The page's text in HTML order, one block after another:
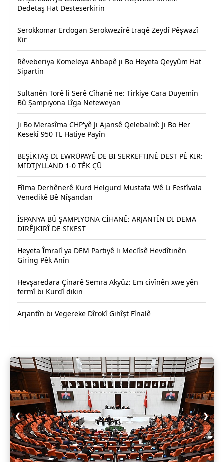
Dedetaş Hat Desteserkirin
Serokkomar Erdogan Serokwezîrê Iraqê Zeydî Pêşwazî
Kir
Rêveberiya Komeleya Ahbapê ji Bo Heyeta Qeyyûm Hat
Sipartin
Sultanên Torê li Serê Cîhanê ne: Tirkiye Cara Duyemîn
Bû Şampiyona Lîga Neteweyan
Ji Bo Merasîma CHP'yê Ji Ajansê Qelebalixî: Ji Bo Her
Kesekî 950 TL Hatiye Payîn
BEŞİKTAŞ DI EWRŪPAYÊ DE BI SERKEFTINÊ DEST PÊ KIR:
MIDTJYLLAND 1-0 TÊK ÇŪ
Fîlma Derhênerê Kurd Helgurd Mustafa Wê Li Festîvala
Venedikê Bê Nîşandan
ÎSPANYA BÛ ŞAMPIYONA CÎHANÊ: ARJANTÎN DI DEMA
DIRÊJKIRÎ DE SIKEST
Heyeta Îmralî ya DEM Partiyê li Meclîsê Hevdîtinên
Giring Pêk Anîn
Hevşaredara Çinarê Semra Akyüz: Em civînên xwe yên
fermî bi Kurdî dikin
Arjantîn bi Vegereke Dîrokî Gihîşt Fînalê
❮ ❯